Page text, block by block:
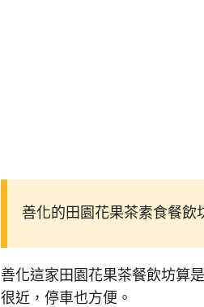
善化的田園花果茶素食餐飲
善化這家田園花果茶餐飲坊算
很近，停車也方便。